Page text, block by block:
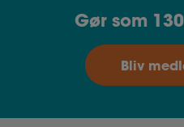
Gør som
Bliv